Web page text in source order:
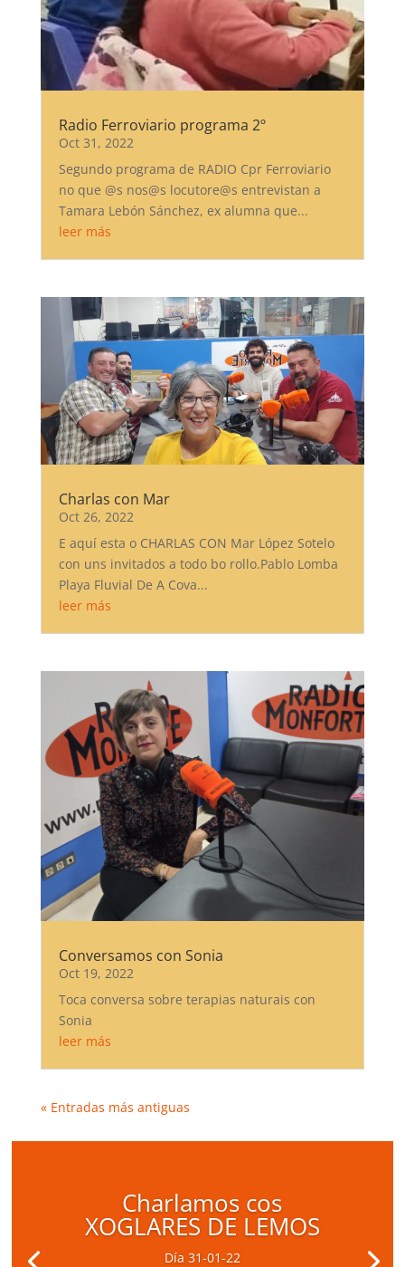
Radio Ferroviario programa 2º
Oct 31, 2022
Segundo programa de RADIO Cpr Ferroviario
no que @s nos@s locutore@s entrevistan a
Tamara Lebón Sánchez, ex alumna que...
leer más
Charlas con Mar
Oct 26, 2022
E aquí esta o CHARLAS CON Mar López Sotelo
con uns invitados a todo bo rollo.Pablo Lomba
Playa Fluvial De A Cova...
leer más
Conversamos con Sonia
Oct 19, 2022
Toca conversa sobre terapias naturais con
Sonia
leer más
« Entradas más antiguas
Charlamos cos
XOGLARES DE LEMOS
Día 31-01-22